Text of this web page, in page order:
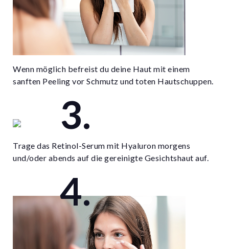
Wenn möglich befreist du deine Haut mit einem
sanften Peeling vor Schmutz und toten Hautschuppen.
Trage das Retinol-Serum mit Hyaluron morgens
und/oder abends auf die gereinigte Gesichtshaut auf.